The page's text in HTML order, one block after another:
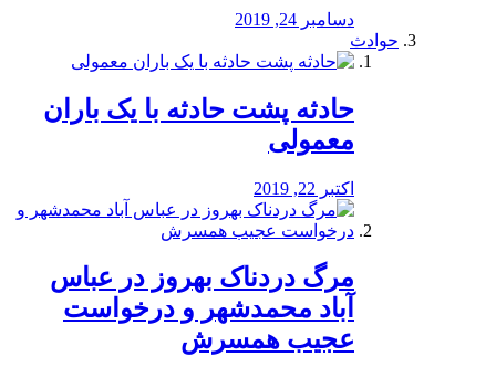
دسامبر 24, 2019
حوادث
️حادثه پشت حادثه با یک باران
معمولی
اکتبر 22, 2019
مرگ دردناک بهروز در عباس
آباد محمدشهر و درخواست
عجیب همسرش